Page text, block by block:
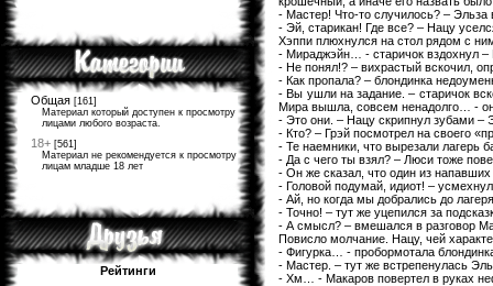
Общая [161]
Материал который доступен к просмотру
лицами любого возраста.
18+ [561]
Материал не рекомендуется к просмотру
лицам младше 18 лет
Рейтинги
- Мастер! Что-то случилось? – Эльза
- Эй, старикан! Где все? – Нацу
Хэппи плюхнулся на стол рядом с
- Мираджэйн… - старичок вздохнул –
- Не понял!? – вихрастый вскочил,
- Как пропала? – блондинка
- Вы ушли на задание. – старичок
Мира вышла, совсем ненадолго… -
- Это они. – Нацу скрипнул зубами –
- Кто? – Грэй посмотрел на своего
- Те наемники, что вырезали лагерь
- Да с чего ты взял? – Люси тоже
- Он же сказал, что один из
- Головой подумай, идиот! –
- Ай, но когда мы добрались до
- Точно! – тут же уцепился за
- А смысл? – вмешался в разговор
Повисло молчание. Нацу, чей
- Фигурка… - пробормотала
- Мастер. – тут же встрепенулась
- Хм… - Макаров повертел в руках